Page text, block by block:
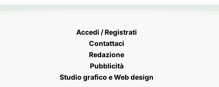
Accedi / Registrati
Contattaci
Redazione
Pubblicità
Studio grafico e Web design